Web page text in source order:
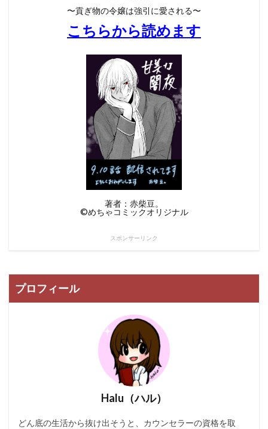
〜貢ぎ物の令嬢は強引に愛される〜
こちらから読めます
著者：赤柴豆。
©︎めちゃコミックオリジナル
スポンサーリンク
プロフィール
Halu（ハル）
どん底の生活から抜け出そうと、カウンセラーの資格を取